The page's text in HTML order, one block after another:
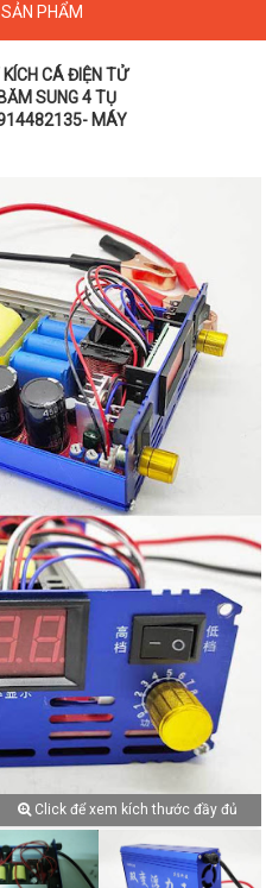
PHẨM
CÁ ĐIỆN TỬ
SUNG 4 TỤ
MÁY
Click để xem kích thước đầy đủ